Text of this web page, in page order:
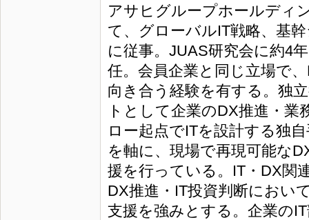
アサヒグループホールディ
て、グローバルIT戦略、基
に従事。JUAS研究会に約4
任。会員企業と同じ立場で
向き合う経験を有する。独
トとして企業のDX推進・
ロー起点でITを設計する独
を軸に、現場で再現可能な
援を行っている。IT・DX関
DX推進・IT投資判断におい
支援を強みとする。企業の